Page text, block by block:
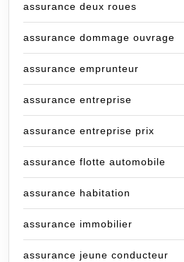
assurance deux roues
assurance dommage ouvrage
assurance emprunteur
assurance entreprise
assurance entreprise prix
assurance flotte automobile
assurance habitation
assurance immobilier
assurance jeune conducteur